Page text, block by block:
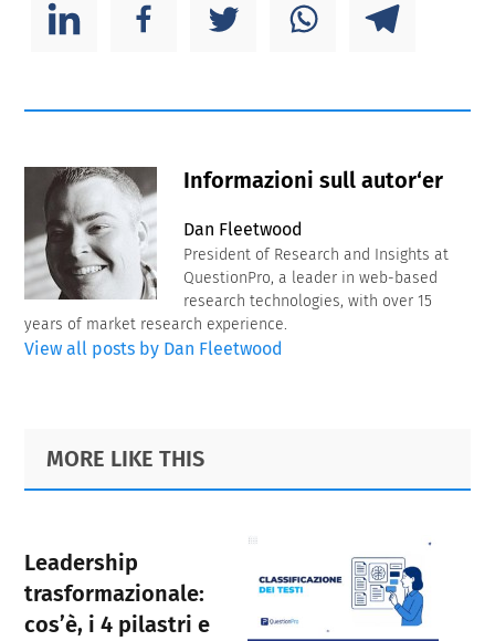
Informazioni sull autor‘er
Dan Fleetwood
President of Research and Insights at
QuestionPro, a leader in web-based
research technologies, with over 15
years of market research experience.
View all posts by Dan Fleetwood
Primary
Sidebar
Footer
MORE LIKE THIS
Leadership
trasformazionale:
cos’è, i 4 pilastri e